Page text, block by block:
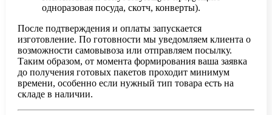
одноразовая посуда, скотч, конверты).
После подтверждения и оплаты запускается
изготовление. По готовности мы уведомляем клиента о
возможности самовывоза или отправляем посылку.
Таким образом, от момента формирования ваша заявка
до получения готовых пакетов проходит минимум
времени, особенно если нужный тип товара есть на
складе в наличии.